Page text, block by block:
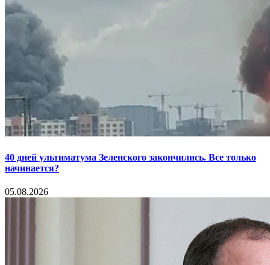
40 дней ультиматума Зеленского закончились. Все только
начинается?
05.08.2026